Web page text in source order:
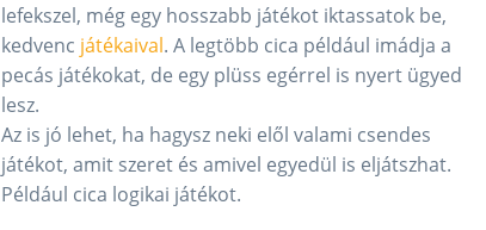
lefekszel, még egy hosszabb játékot iktassatok be,
kedvenc játékaival. A legtöbb cica például imádja a
pecás játékokat, de egy plüss egérrel is nyert ügyed
lesz.
Az is jó lehet, ha hagysz neki elől valami csendes
játékot, amit szeret és amivel egyedül is eljátszhat.
Például cica logikai játékot.